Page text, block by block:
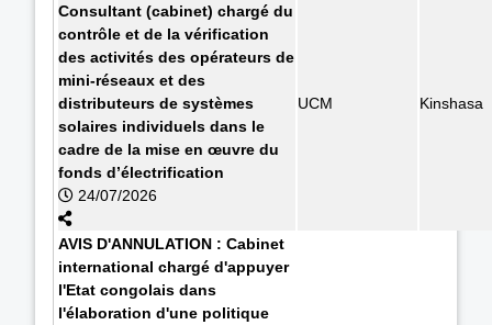
Consultant (cabinet) chargé du
contrôle et de la vérification
des activités des opérateurs de
mini-réseaux et des
distributeurs de systèmes
solaires individuels dans le
cadre de la mise en œuvre du
fonds d’électrification
24/07/2026
UCM Kinshasa
AVIS D'ANNULATION : Cabinet
international chargé d'appuyer
l'Etat congolais dans
l'élaboration d'une politique